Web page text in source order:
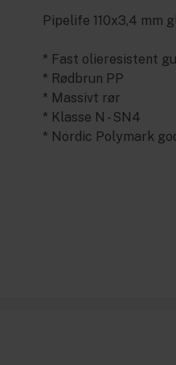
Pipelife 110x3,4 mm
* Fast olieresistent
* Rødbrun PP
* Massivt rør
* Klasse N - SN4
* Nordic Polymark